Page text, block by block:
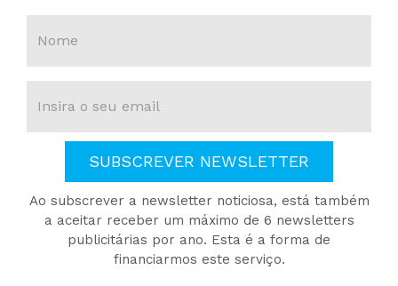
SUBSCREVER NEWSLETTER
Ao subscrever a newsletter noticiosa, está também
a aceitar receber um máximo de 6 newsletters
publicitárias por ano. Esta é a forma de
financiarmos este serviço.